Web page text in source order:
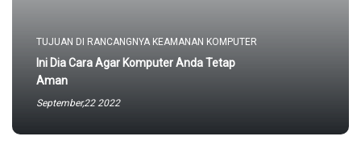
TUJUAN DI RANCANGNYA KEAMANAN KOMPUTER
Ini Dia Cara Agar Komputer Anda Tetap
Aman
September,22 2022